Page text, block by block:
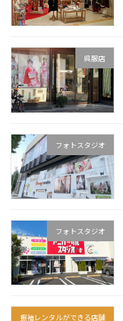
呉服店
フォトスタジオ
フォトスタジオ
振袖レンタルができる店舗